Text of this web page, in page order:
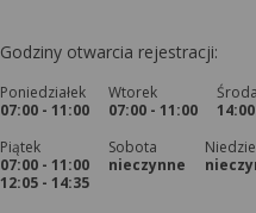
Godziny otwarcia rejestracji:
Poniedziałek
07:00 - 11:00
Wtorek
07:00 - 11:00
Środa
Piątek
07:00 - 11:00
12:05 - 14:35
Sobota
nieczynne